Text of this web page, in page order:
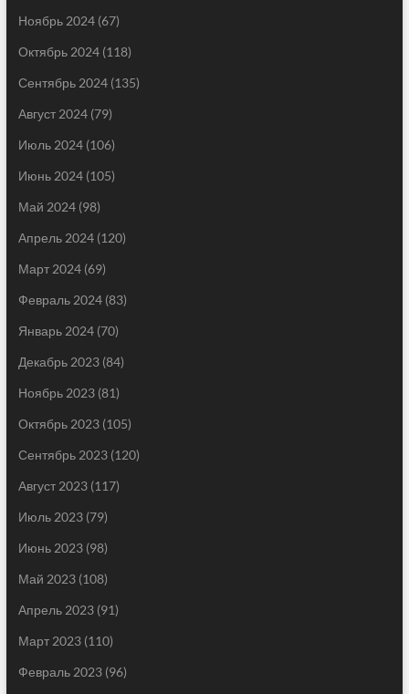
Ноябрь 2024(67)
Октябрь 2024(118)
Сентябрь 2024(135)
Август 2024(79)
Июль 2024(106)
Июнь 2024(105)
Май 2024(98)
Апрель 2024(120)
Март 2024(69)
Февраль 2024(83)
Январь 2024(70)
Декабрь 2023(84)
Ноябрь 2023(81)
Октябрь 2023(105)
Сентябрь 2023(120)
Август 2023(117)
Июль 2023(79)
Июнь 2023(98)
Май 2023(108)
Апрель 2023(91)
Март 2023(110)
Февраль 2023(96)